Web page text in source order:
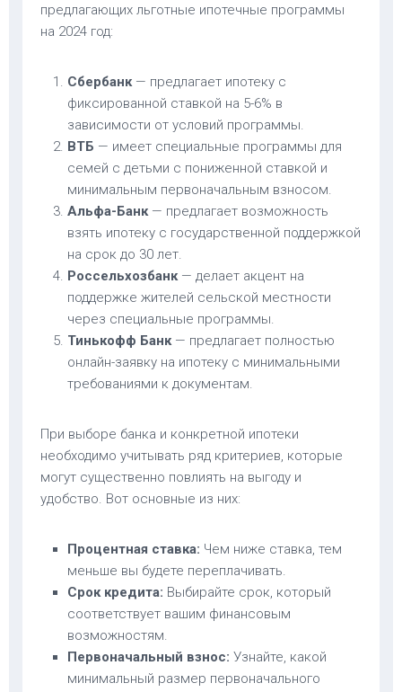
предлагающих льготные ипотечные программы
на 2024 год:
Сбербанк — предлагает ипотеку с
фиксированной ставкой на 5-6% в
зависимости от условий программы.
ВТБ — имеет специальные программы для
семей с детьми с пониженной ставкой и
минимальным первоначальным взносом.
Альфа-Банк — предлагает возможность
взять ипотеку с государственной поддержкой
на срок до 30 лет.
Россельхозбанк — делает акцент на
поддержке жителей сельской местности
через специальные программы.
Тинькофф Банк — предлагает полностью
онлайн-заявку на ипотеку с минимальными
требованиями к документам.
При выборе банка и конкретной ипотеки
необходимо учитывать ряд критериев, которые
могут существенно повлиять на выгоду и
удобство. Вот основные из них:
Процентная ставка: Чем ниже ставка, тем
меньше вы будете переплачивать.
Срок кредита: Выбирайте срок, который
соответствует вашим финансовым
возможностям.
Первоначальный взнос: Узнайте, какой
минимальный размер первоначального